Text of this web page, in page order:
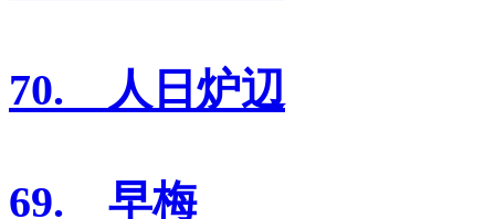
70. 人日炉辺
69. 早梅